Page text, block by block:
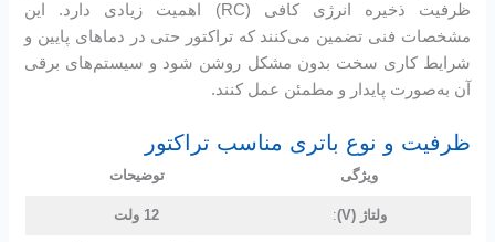
ظرفیت ذخیره انرژی کافی (RC) اهمیت زیادی دارد. این
مشخصات فنی تضمین می‌کنند که تراکتور حتی در دماهای پایین و
شرایط کاری سخت بدون مشکل روشن شود و سیستم‌های برقی
آن به‌صورت پایدار و مطمئن عمل کنند.
ظرفیت و نوع باتری مناسب تراکتور
ویژگی توضیحات
ولتاژ (V) : 12 ولت